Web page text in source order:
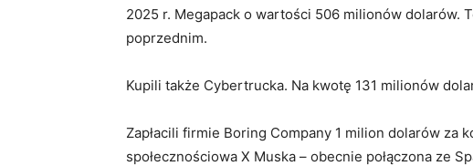
2025 r. Megapack o wartości 506 milionów dolarów.
poprzednim.
Kupili także Cybertrucka. Na kwotę 131 milionów
Zapłacili firmie Boring Company 1 milion dolarów za
społecznościowa X Muska – obecnie połączona ze